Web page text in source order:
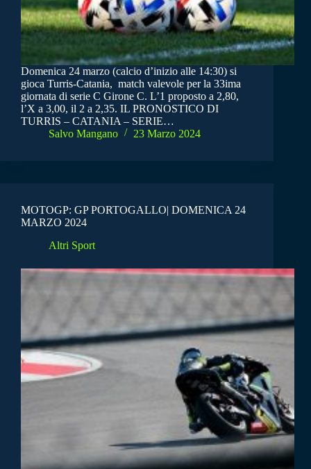
Domenica 24 marzo (calcio d’inizio alle 14:30) si
gioca Turris-Catania, match valevole per la 33ima
giornata di serie C Girone C. L’1 proposto a 2,80,
l’X a 3,00, il 2 a 2,35. IL PRONOSTICO DI
TURRIS – CATANIA – SERIE…
Salvo Mangano
23 Marzo 2024
MOTOGP: GP PORTOGALLO| DOMENICA 24
MARZO 2024
Altri Sport